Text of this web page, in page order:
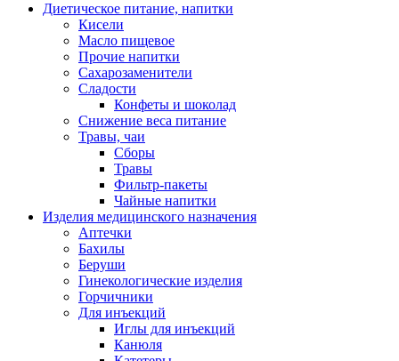
Диетическое питание, напитки
Кисели
Масло пищевое
Прочие напитки
Сахарозаменители
Сладости
Конфеты и шоколад
Снижение веса питание
Травы, чаи
Сборы
Травы
Фильтр-пакеты
Чайные напитки
Изделия медицинского назначения
Аптечки
Бахилы
Беруши
Гинекологические изделия
Горчичники
Для инъекций
Иглы для инъекций
Канюля